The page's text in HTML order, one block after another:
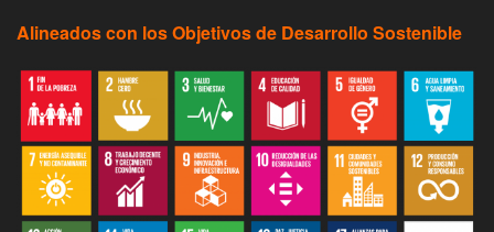
Alineados con los Objetivos de Desarrollo Sostenible